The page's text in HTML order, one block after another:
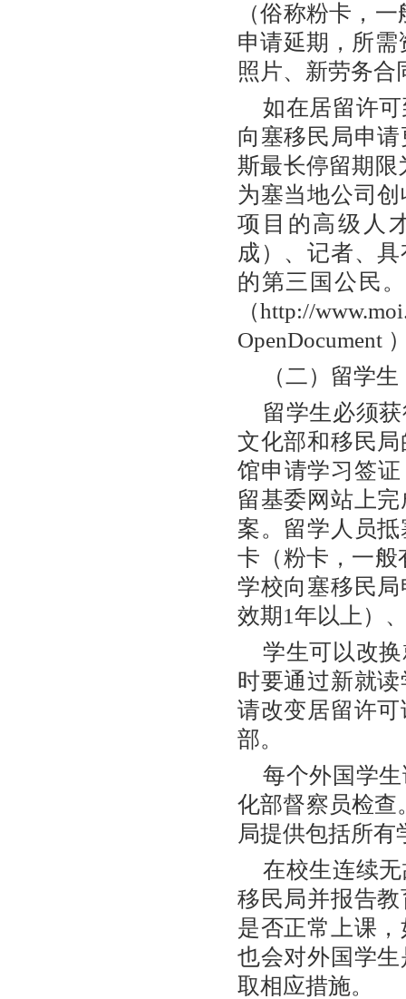
（俗称粉卡，
申请延期，所
照片、新劳务合
如在居留许
向塞移民局申
斯最长停留期限
为塞当地公司
项目的高级人
成）、记者、
的第三国公民
（http://
OpenDocument
（二）留学生
留学生必须
文化部和移民
馆申请学习签
留基委网站上
案。留学人员
卡（粉卡，一般
学校向塞移民
效期1年以上）
学生可以改
时要通过新就
请改变居留许
部。
每个外国学
化部督察员检查
局提供包括所有
在校生连续
移民局并报告
是否正常上课
也会对外国学
取相应措施。